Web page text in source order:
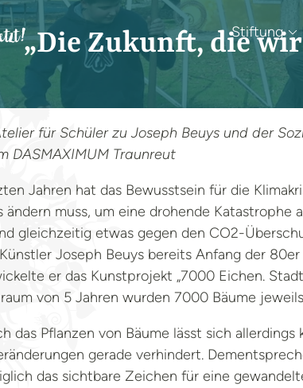
Stiftung
„Die Zukunft, die
für Schüler zu Joseph Beuys und der
DASMAXIMUM Traunreut
Jahren hat das Bewusstsein für die
ändern muss, um eine drohende Katastrophe
gleichzeitig etwas gegen den CO2-
Joseph Beuys bereits Anfang der
er das Kunstprojekt „7000 Eichen.
von 5 Jahren wurden 7000 Bäume
das Pflanzen von Bäume lässt sich
gerade verhindert.
das sichtbare Zeichen für eine